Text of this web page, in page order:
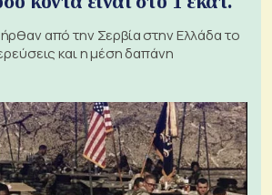
από την Σερβία στην Ελλάδα το
και η μέση δαπάνη